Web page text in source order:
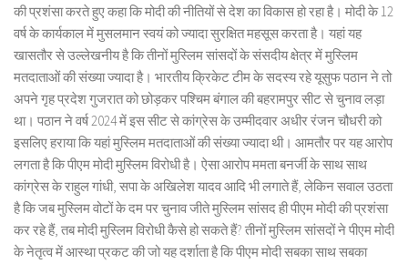
की प्रशंसा करते हुए कहा कि मोदी की नीतियों से देश का विकास हो रहा है। मोदी के 12
वर्ष के कार्यकाल में मुसलमान स्वयं को ज्यादा सुरक्षित महसूस करता है। यहां यह
खासतौर से उल्लेखनीय है कि तीनों मुस्लिम सांसदों के संसदीय क्षेत्र में मुस्लिम
मतदाताओं की संख्या ज्यादा है। भारतीय क्रिकेट टीम के सदस्य रहे यूसुफ पठान ने तो
अपने गृह प्रदेश गुजरात को छोड़कर पश्चिम बंगाल की बहरामपुर सीट से चुनाव लड़ा
था। पठान ने वर्ष 2024 में इस सीट से कांग्रेस के उम्मीदवार अधीर रंजन चौधरी को
इसलिए हराया कि यहां मुस्लिम मतदाताओं की संख्या ज्यादा थी। आमतौर पर यह आरोप
लगता है कि पीएम मोदी मुस्लिम विरोधी है। ऐसा आरोप ममता बनर्जी के साथ साथ
कांग्रेस के राहुल गांधी, सपा के अखिलेश यादव आदि भी लगाते हैं, लेकिन सवाल उठता
है कि जब मुस्लिम वोटों के दम पर चुनाव जीते मुस्लिम सांसद ही पीएम मोदी की प्रशंसा
कर रहे हैं, तब मोदी मुस्लिम विरोधी कैसे हो सकते हैं? तीनों मुस्लिम सांसदों ने पीएम मोदी
के नेतृत्व में आस्था प्रकट की जो यह दर्शाता है कि पीएम मोदी सबका साथ सबका